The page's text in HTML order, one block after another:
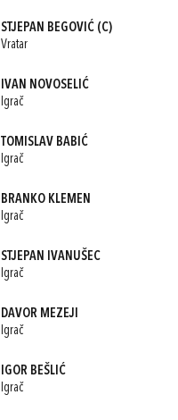
STJEPAN BEGOVIĆ (C)
Vratar
IVAN NOVOSELIĆ
Igrač
TOMISLAV BABIĆ
Igrač
BRANKO KLEMEN
Igrač
STJEPAN IVANUŠEC
Igrač
DAVOR MEZEJI
Igrač
IGOR BEŠLIĆ
Igrač